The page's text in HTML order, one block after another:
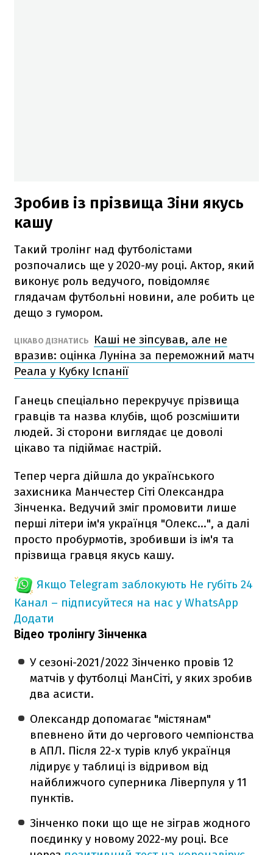
Зробив із прізвища Зіни якусь
кашу
Такий тролінг над футболістами
розпочались ще у 2020-му році. Актор, який
виконує роль ведучого, повідомляє
глядачам футбольні новини, але робить це
дещо з гумором.
ЦІКАВО ДІЗНАТИСЬ
Каші не зіпсував, але не
вразив: оцінка Луніна за переможний матч
Реала у Кубку Іспанії
Ганець спеціально перекручує прізвища
гравців та назва клубів, щоб розсмішити
людей. Зі сторони виглядає це доволі
цікаво та підіймає настрій.
Тепер черга дійшла до українського
захисника Манчестер Сіті Олександра
Зінченка. Ведучий зміг промовити лише
перші літери ім'я українця "Олекс...", а далі
просто пробурмотів, зробивши із ім'я та
прізвища гравця якусь кашу.
Якщо Telegram заблокують Не губіть 24
Канал – підписуйтеся на нас у WhatsApp
Додати
Відео тролінгу Зінченка
У сезоні-2021/2022 Зінченко провів 12
матчів у футболці МанСіті, у яких зробив
два асисти.
Олександр допомагає "містянам"
впевнено йти до чергового чемпіонства
в АПЛ. Після 22-х турів клуб українця
лідирує у таблиці із відривом від
найближчого суперника Ліверпуля у 11
пунктів.
Зінченко поки що ще не зіграв жодного
поєдинку у новому 2022-му році. Все